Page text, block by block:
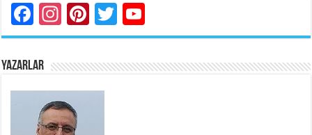
Facebook
Instagram
Pinterest
Twitter
YAZARLAR